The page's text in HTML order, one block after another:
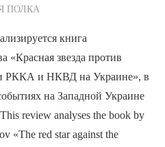
Редакции
ПОЛКА
книга
звезда против
РККА и НКВД на Украине», в
на Западной Украине
review analyses the book by
«The red star against the